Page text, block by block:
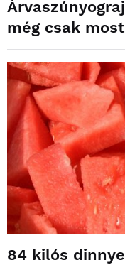
még csak
84 kilós